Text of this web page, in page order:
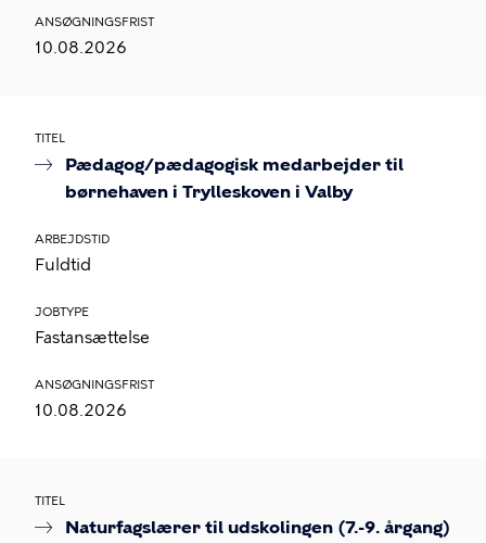
ANSØGNINGSFRIST
10.08.2026
TITEL
Pædagog/pædagogisk medarbejder til
børnehaven i Trylleskoven i Valby
ARBEJDSTID
Fuldtid
JOBTYPE
Fastansættelse
ANSØGNINGSFRIST
10.08.2026
TITEL
Naturfagslærer til udskolingen (7.-9. årgang)